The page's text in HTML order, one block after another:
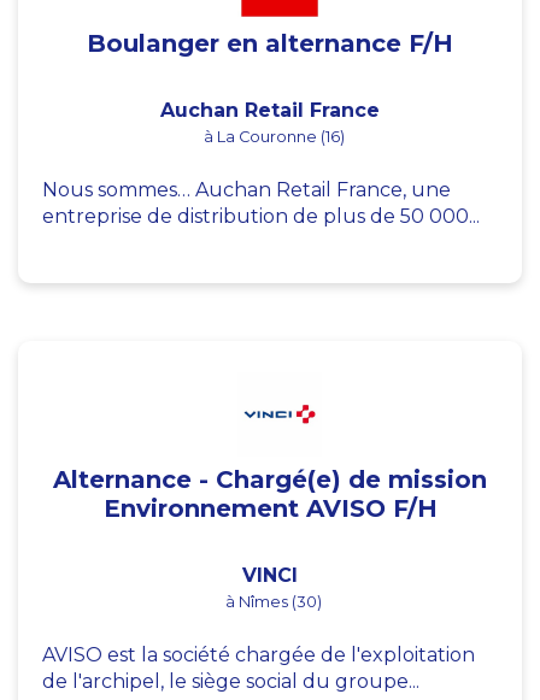
Boulanger en alternance F/H
Auchan Retail France
à La Couronne (16)
Nous sommes… Auchan Retail France, une
entreprise de distribution de plus de 50 000...
Alternance - Chargé(e) de mission
Environnement AVISO F/H
VINCI
à Nîmes (30)
AVISO est la société chargée de l'exploitation
de l'archipel, le siège social du groupe...